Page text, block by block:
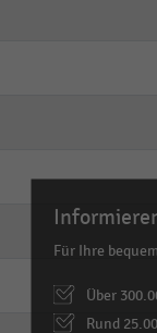
Für Ihre
Über
Rund